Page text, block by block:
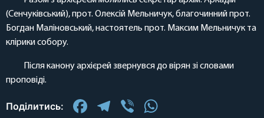
(Сенчуківський), прот. Олексій Мельничук, благочинний прот.
Богдан Маліновський, настоятель прот. Максим Мельничук та
клірики собору.
Після канону архієрей звернувся до вірян зі словами
проповіді.
Поділитись: Facebook
Telegram
Viber